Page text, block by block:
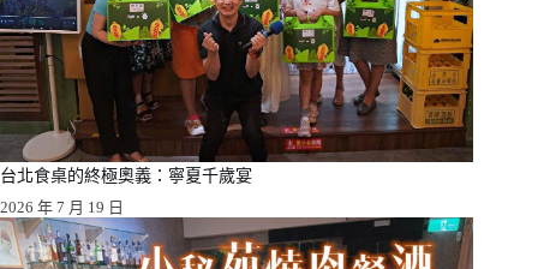
台北食桌的終極奧義：寧夏千歲宴
2026 年 7 月 19 日